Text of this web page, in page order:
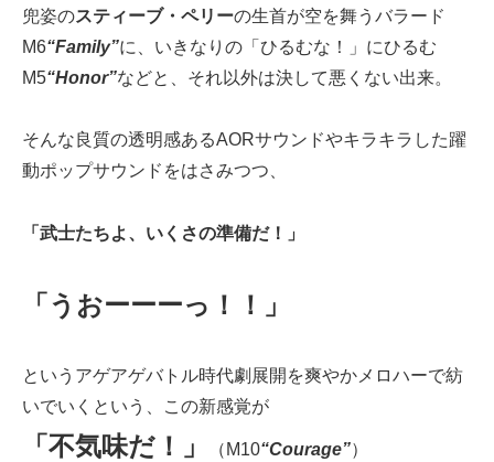
兜姿のスティーブ・ペリーの生首が空を舞うバラード
M6“Family”に、いきなりの「ひるむな！」にひるむ
M5“Honor”などと、それ以外は決して悪くない出来。
そんな良質の透明感あるAORサウンドやキラキラした躍
動ポップサウンドをはさみつつ、
「武士たちよ、いくさの準備だ！」
「うおーーーっ！！」
というアゲアゲバトル時代劇展開を爽やかメロハーで紡
いでいくという、この新感覚が
「不気味だ！」 （M10“Courage”）